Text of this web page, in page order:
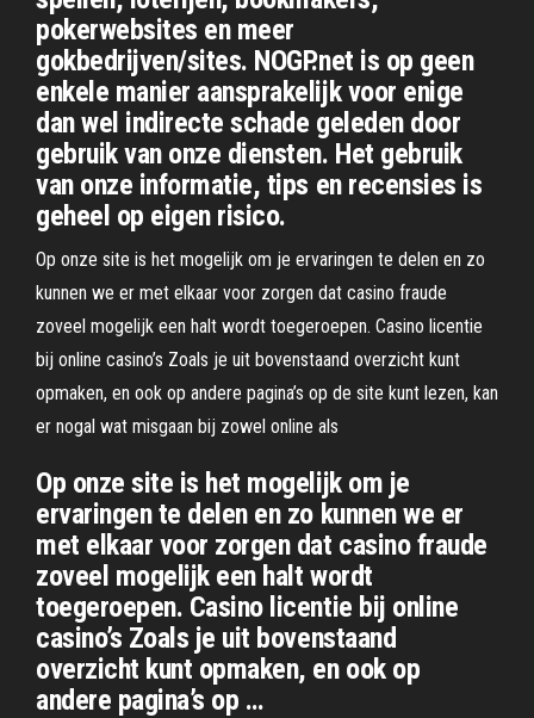
pokerwebsites en meer
gokbedrijven/sites. NOGP.net is op geen
enkele manier aansprakelijk voor enige
dan wel indirecte schade geleden door
gebruik van onze diensten. Het gebruik
van onze informatie, tips en recensies is
geheel op eigen risico.
Op onze site is het mogelijk om je ervaringen te delen en zo
kunnen we er met elkaar voor zorgen dat casino fraude
zoveel mogelijk een halt wordt toegeroepen. Casino licentie
bij online casino’s Zoals je uit bovenstaand overzicht kunt
opmaken, en ook op andere pagina’s op de site kunt lezen, kan
er nogal wat misgaan bij zowel online als
Op onze site is het mogelijk om je
ervaringen te delen en zo kunnen we er
met elkaar voor zorgen dat casino fraude
zoveel mogelijk een halt wordt
toegeroepen. Casino licentie bij online
casino’s Zoals je uit bovenstaand
overzicht kunt opmaken, en ook op
andere pagina’s op …